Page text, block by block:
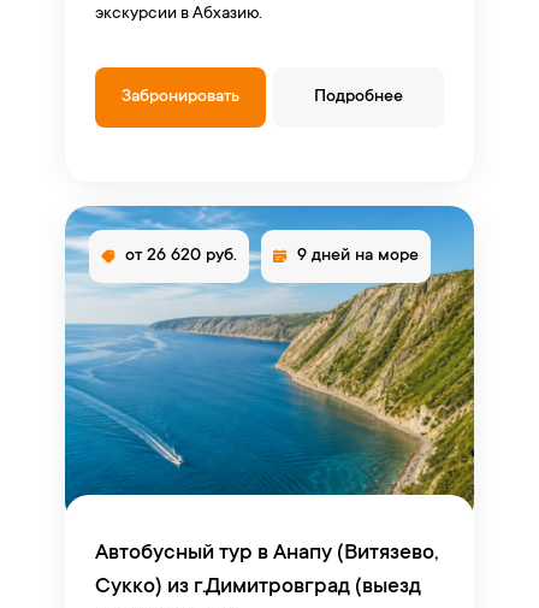
экскурсии в Абхазию.
Забронировать Подробнее
от 26 620 руб. 9 дней на море
Автобусный тур в Анапу (Витязево,
Сукко) из г.Димитровград (выезд